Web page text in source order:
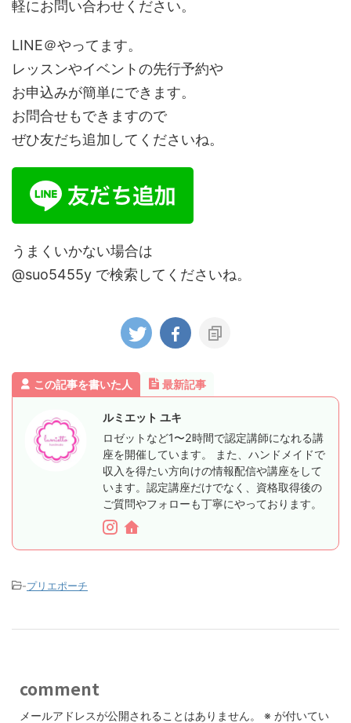
軽にお問い合わせください。
LINE＠やってます。
レッスンやイベントの先行予約や
お申込みが簡単にできます。
お問合せもできますので
ぜひ友だち追加してくださいね。
うまくいかない場合は
@suo5455y で検索してくださいね。
この記事を書いた人 最新記事
ルミエット ユキ
ロゼットなど1〜2時間で認定講師になれる講
座を開催しています。 また、ハンドメイドで
収入を得たい方向けの情報配信や講座をして
います。認定講座だけでなく、資格取得後の
ご質問やフォローも丁寧にやっております。
-プリエポーチ
comment
メールアドレスが公開されることはありません。 ※ が付いてい